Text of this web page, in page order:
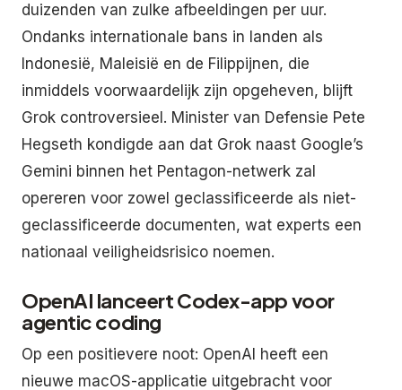
duizenden van zulke afbeeldingen per uur.
Ondanks internationale bans in landen als
Indonesië, Maleisië en de Filippijnen, die
inmiddels voorwaardelijk zijn opgeheven, blijft
Grok controversieel. Minister van Defensie Pete
Hegseth kondigde aan dat Grok naast Google’s
Gemini binnen het Pentagon-netwerk zal
opereren voor zowel geclassificeerde als niet-
geclassificeerde documenten, wat experts een
nationaal veiligheidsrisico noemen.
OpenAI lanceert Codex-app voor
agentic coding
Op een positievere noot: OpenAI heeft een
nieuwe macOS-applicatie uitgebracht voor